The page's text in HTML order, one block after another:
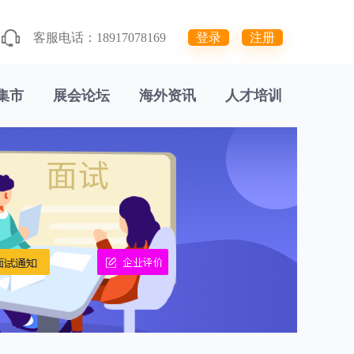
客服电话：18917078169 登录 注册
市 展会论坛 海外资讯 人才培训